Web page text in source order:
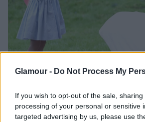
Glamour - Do Not Process My
If you wish to opt-out of the sale,
processing of your personal or sensitive
targeted advertising by us, please use